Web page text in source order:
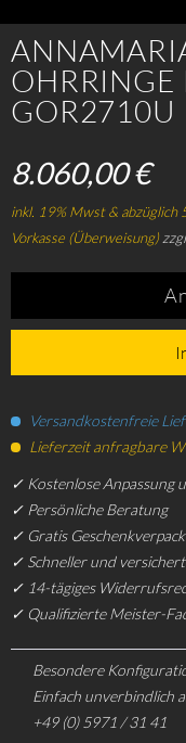
OHRRINGE
GOR2710U
8.060,00 €
inkl. 19% Mwst & abzüglich
Vorkasse (Überweisung)
Versandkostenfreie
Lieferzeit anfragbare
✓ Kostenlose Anpassung
✓ Persönliche Beratung
✓ Gratis
✓ Schneller und
✓ 14-tägiges
✓ Qualifizierte Meister-
Besondere
Einfach unverbindlich
+49 (0) 5971 / 31 41